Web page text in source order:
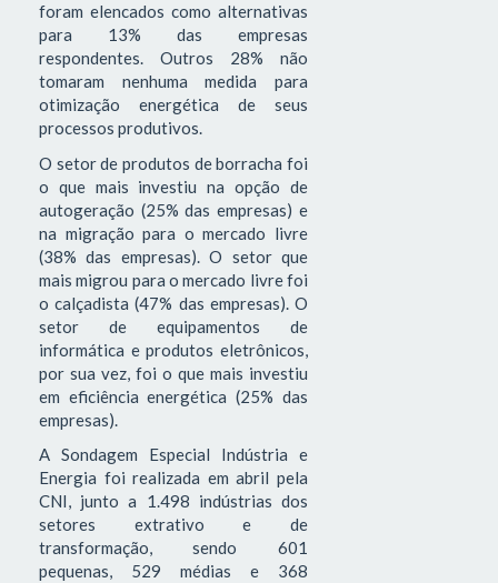
foram elencados como alternativas
para 13% das empresas
respondentes. Outros 28% não
tomaram nenhuma medida para
otimização energética de seus
processos produtivos.
O setor de produtos de borracha foi
o que mais investiu na opção de
autogeração (25% das empresas) e
na migração para o mercado livre
(38% das empresas). O setor que
mais migrou para o mercado livre foi
o calçadista (47% das empresas). O
setor de equipamentos de
informática e produtos eletrônicos,
por sua vez, foi o que mais investiu
em eficiência energética (25% das
empresas).
A Sondagem Especial Indústria e
Energia foi realizada em abril pela
CNI, junto a 1.498 indústrias dos
setores extrativo e de
transformação, sendo 601
pequenas, 529 médias e 368